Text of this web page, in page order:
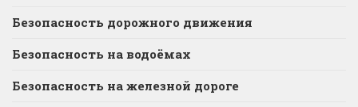
Безопасность дорожного движения
Безопасность на водоёмах
Безопасность на железной дороге